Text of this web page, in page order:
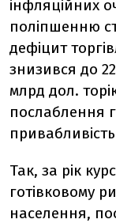
інфляційних
поліпшенню
дефіцит
знизився до
млрд дол.
послаблення
Так, за рік
готівковому
населення,